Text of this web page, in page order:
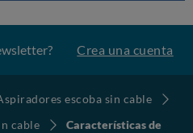
Crea una cuenta
escoba sin cable
cable
Características de